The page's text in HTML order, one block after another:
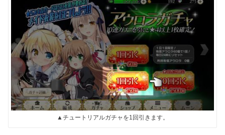
▲チュートリアルガチャを1回引きます。